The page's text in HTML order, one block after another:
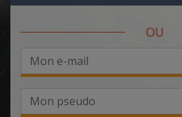
OU